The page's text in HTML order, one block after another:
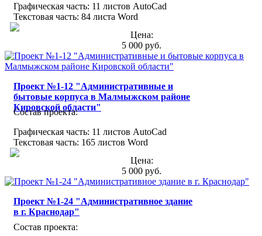
Графическая часть: 11 листов AutoCad
Текстовая часть: 84 листа Word
Цена:
5 000 руб.
Проект №1-12 "Административные и
бытовые корпуса в Малмыжском районе
Кировской области"
Состав проекта:
Графическая часть: 11 листов AutoCad
Текстовая часть: 165 листов Word
Цена:
5 000 руб.
Проект №1-24 "Административное здание
в г. Краснодар"
Состав проекта: